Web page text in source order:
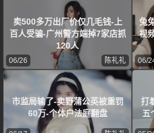
卖500多万出厂价仅几毛钱-上
百人受骗-广州警方端掉7家店抓
120人
06/26 陈礼礼
兔
视
06/
市监局输了-卖野蒲公英被重罚
60万-个体户法庭翻盘
打
五